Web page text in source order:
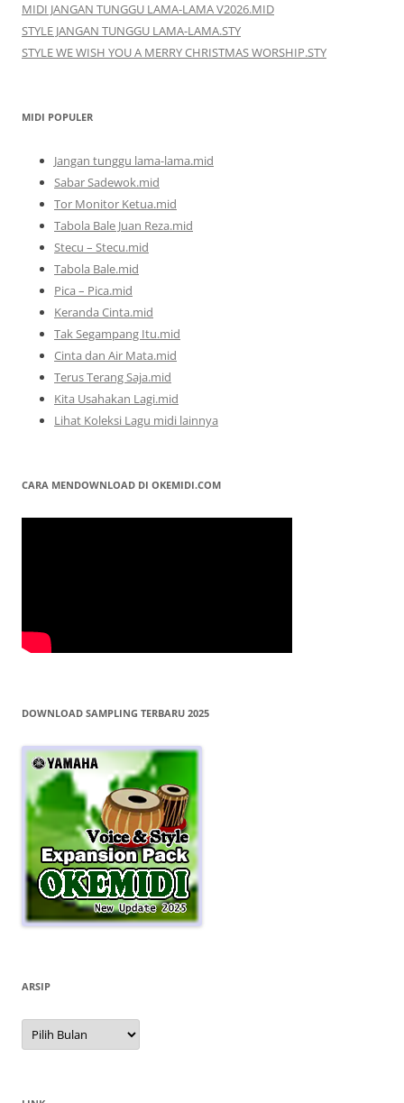
MIDI JANGAN TUNGGU LAMA-LAMA V2026.MID
STYLE JANGAN TUNGGU LAMA-LAMA.STY
STYLE WE WISH YOU A MERRY CHRISTMAS WORSHIP.STY
MIDI POPULER
Jangan tunggu lama-lama.mid
Sabar Sadewok.mid
Tor Monitor Ketua.mid
Tabola Bale Juan Reza.mid
Stecu – Stecu.mid
Tabola Bale.mid
Pica – Pica.mid
Keranda Cinta.mid
Tak Segampang Itu.mid
Cinta dan Air Mata.mid
Terus Terang Saja.mid
Kita Usahakan Lagi.mid
Lihat Koleksi Lagu midi lainnya
CARA MENDOWNLOAD DI OKEMIDI.COM
DOWNLOAD SAMPLING TERBARU 2025
ARSIP
Arsip